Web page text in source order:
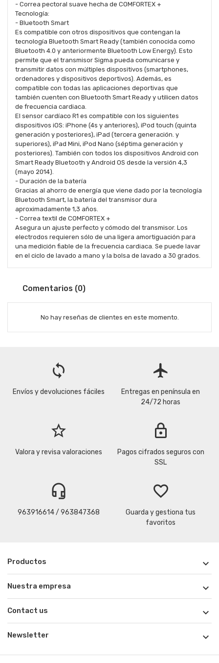
- Correa pectoral suave hecha de COMFORTEX +
Tecnología:
- Bluetooth Smart
Es compatible con otros dispositivos que contengan la
tecnología Bluetooth Smart Ready (también conocida como
Bluetooth 4.0 y anteriormente Bluetooth Low Energy). Esto
permite que el transmisor Sigma pueda comunicarse y
transmitir datos con múltiples dispositivos (smartphones,
ordenadores y dispositivos deportivos). Además, es
compatible con todas las aplicaciones deportivas que
también cuenten con Bluetooth Smart Ready y utilicen datos
de frecuencia cardiaca.
El sensor cardíaco R1 es compatible con los siguientes
dispositivos iOS: iPhone (4s y anteriores), iPod touch (quinta
generación y posteriores), iPad (tercera generación. y
superiores), iPad Mini, iPod Nano (séptima generación y
posteriores). También con todos los dispositivos Android con
Smart Ready Bluetooth y Android OS desde la versión 4,3
(mayo 2014).
- Duración de la batería
Gracias al ahorro de energía que viene dado por la tecnología
Bluetooth Smart, la batería del transmisor dura
aproximadamente 1,3 años.
- Correa textil de COMFORTEX +
Asegura un ajuste perfecto y cómodo del transmisor. Los
electrodos requieren sólo de una ligera amortiguación para
una medición fiable de la frecuencia cardiaca. Se puede lavar
en el ciclo de lavado a mano y la bolsa de lavado a 30 grados.
Comentarios (0)
No hay reseñas de clientes en este momento.
loop
Envíos y devoluciones fáciles
flight
Entregas en península en
24/72 horas
star_border
Valora y revisa valoraciones
lock
Pagos cifrados seguros con
SSL
headset_mic
963916614 / 963847368
favorite_border
Guarda y gestiona tus
favoritos
Productos 
Nuestra empresa 
Contact us 
Newsletter 